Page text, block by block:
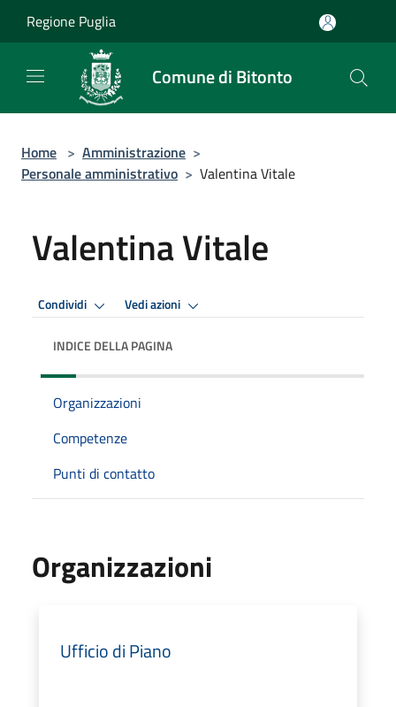
Regione Puglia
Comune di Bitonto
Home > Amministrazione >
Personale amministrativo > Valentina Vitale
Valentina Vitale
Condividi Vedi azioni
INDICE DELLA PAGINA
Organizzazioni
Competenze
Punti di contatto
Organizzazioni
Ufficio di Piano